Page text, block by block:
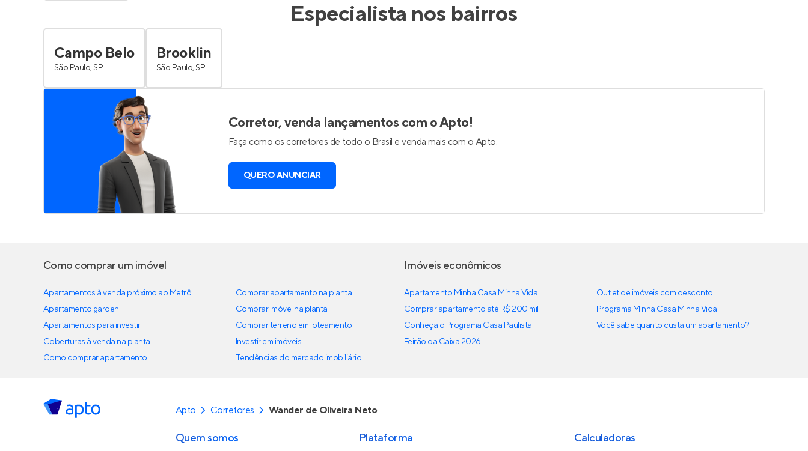
Especialista nos bairros
Campo Belo
São Paulo, SP
Brooklin
São Paulo, SP
Corretor, venda lançamentos com o Apto!
Faça como os corretores de todo o Brasil e venda mais com o Apto.
QUERO ANUNCIAR
Como comprar um imóvel
Apartamentos à venda próximo ao Metrô
Apartamento garden
Apartamentos para investir
Coberturas à venda na planta
Como comprar apartamento
Comprar apartamento na planta
Comprar imóvel na planta
Comprar terreno em loteamento
Investir em imóveis
Tendências do mercado imobiliário
Imóveis econômicos
Apartamento Minha Casa Minha Vida
Comprar apartamento até R$ 200 mil
Conheça o Programa Casa Paulista
Feirão da Caixa 2026
Outlet de imóveis com desconto
Programa Minha Casa Minha Vida
Você sabe quanto custa um apartamento?
Apto Corretores Wander de Oliveira Neto
Quem somos Plataforma Calculadoras